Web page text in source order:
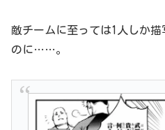
敵チームに至っては1人しか
のに……。